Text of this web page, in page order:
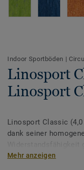
Indoor Sportböden |
Linosport
Linosport
Linosport Classic
dank seiner
auszeichnet. Die
Mehr anzeigen